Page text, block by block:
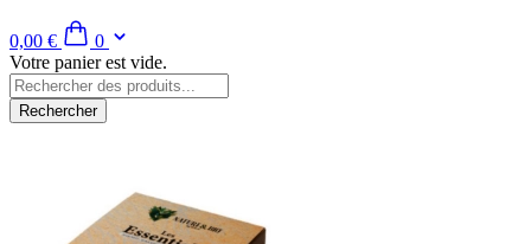
0,00 €
0
Votre panier est vide.
Rechercher